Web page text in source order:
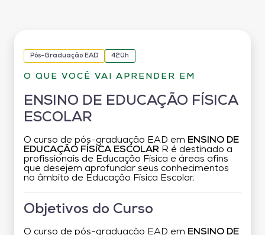
Pós-Graduação EAD 420h
O QUE VOCÊ VAI APRENDER EM
ENSINO DE EDUCAÇÃO FÍSICA
ESCOLAR
O curso de pós-graduação EAD em ENSINO DE
EDUCAÇÃO FÍSICA ESCOLAR R é destinado a
profissionais de Educação Física e áreas afins
que desejem aprofundar seus conhecimentos
no âmbito de Educação Física Escolar.
Objetivos do Curso
O curso de pós-graduação EAD em ENSINO DE